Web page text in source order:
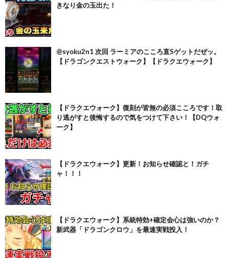
きなり金の玉出た！
@syoku2n1 次回 ラーミアのこころ直Sゲットだぜッ。
【ドラゴンクエストウォーク】【ドラクエウォーク】
【ドラクエウォーク】復刻が皆無の必須こころです！取
り逃がすと後悔するので気をつけて下さい！【DQウォ
ーク】
【ドラクエウォーク】更新！お知らせ確認と！ガチ
ャ！！！
【ドラクエウォーク】系統特効+確定会心は強いのか？
新武器「ドラゴンクロウ」を最速実戦投入！